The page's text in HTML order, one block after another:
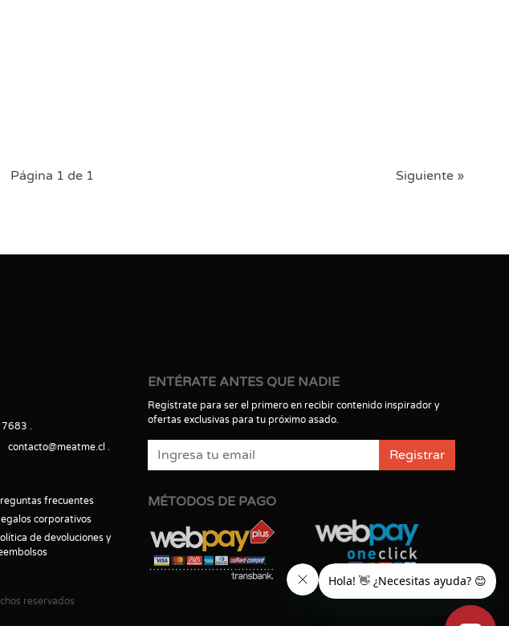
Página 1 de 1 Siguiente »
7683
contacto@meatme.cl
frecuentes
corporativos
de devoluciones y
ENTÉRATE ANTES QUE NADIE
Regístrate para ser el primero en recibir contenido inspirador y
ofertas exclusivas para tu próximo asado.
Registrar
MÉTODOS DE PAGO
reservados